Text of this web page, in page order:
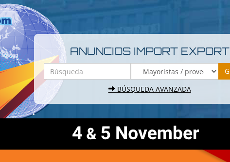
ANUNCIOS IMPORT EXPORT
BÚSQUEDA AVANZADA